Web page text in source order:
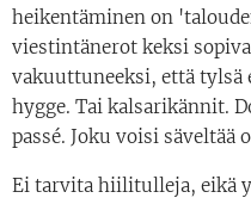
heikentäminen on
viestintänerot keksi
vakuuttuneeksi, että tylsä
hygge. Tai kalsarikännit.
passé. Joku voisi säveltää
Ei tarvita hiilitulleja, eikä